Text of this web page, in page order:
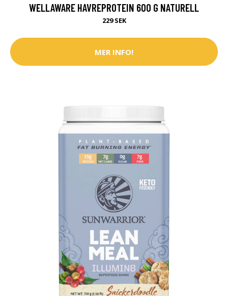
WELLAWARE HAVREPROTEIN 600 G NATURELL
229 SEK
MER INFO!